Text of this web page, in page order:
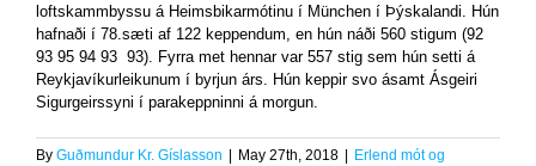
loftskammbyssu á Heimsbikarmótinu í München í Þýskalandi. Hún
hafnaði í 78.sæti af 122 keppendum, en hún náði 560 stigum (92
93 95 94 93 93). Fyrra met hennar var 557 stig sem hún setti á
Reykjavíkurleikunum í byrjun árs. Hún keppir svo ásamt Ásgeiri
Sigurgeirssyni í parakeppninni á morgun.
By Guðmundur Kr. Gíslasson May 27th, 2018
Erlend mót og